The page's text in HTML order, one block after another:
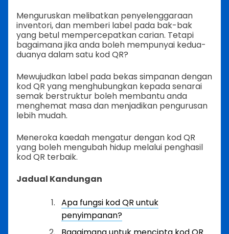
Menguruskan melibatkan penyelenggaraan
inventori, dan memberi label pada bak-bak
yang betul mempercepatkan carian. Tetapi
bagaimana jika anda boleh mempunyai kedua-
duanya dalam satu kod QR?
Mewujudkan label pada bekas simpanan dengan
kod QR yang menghubungkan kepada senarai
semak berstruktur boleh membantu anda
menghemat masa dan menjadikan pengurusan
lebih mudah.
Meneroka kaedah mengatur dengan kod QR
yang boleh mengubah hidup melalui penghasil
kod QR terbaik.
Jadual Kandungan
Apa fungsi kod QR untuk
penyimpanan?